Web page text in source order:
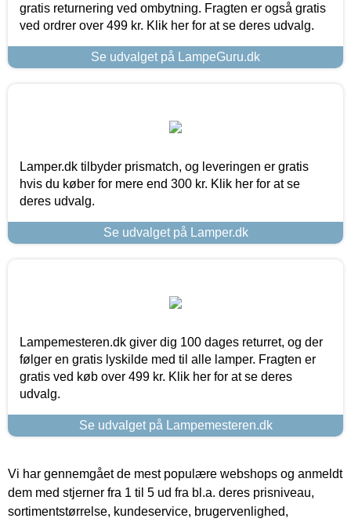
gratis returnering ved ombytning. Fragten er også gratis
ved ordrer over 499 kr. Klik her for at se deres udvalg.
Se udvalget på LampeGuru.dk
Lamper.dk tilbyder prismatch, og leveringen er gratis
hvis du køber for mere end 300 kr. Klik her for at se
deres udvalg.
Se udvalget på Lamper.dk
Lampemesteren.dk giver dig 100 dages returret, og der
følger en gratis lyskilde med til alle lamper. Fragten er
gratis ved køb over 499 kr. Klik her for at se deres
udvalg.
Se udvalget på Lampemesteren.dk
Vi har gennemgået de mest populære webshops og anmeldt
dem med stjerner fra 1 til 5 ud fra bl.a. deres prisniveau,
sortimentstørrelse, kundeservice, brugervenlighed,